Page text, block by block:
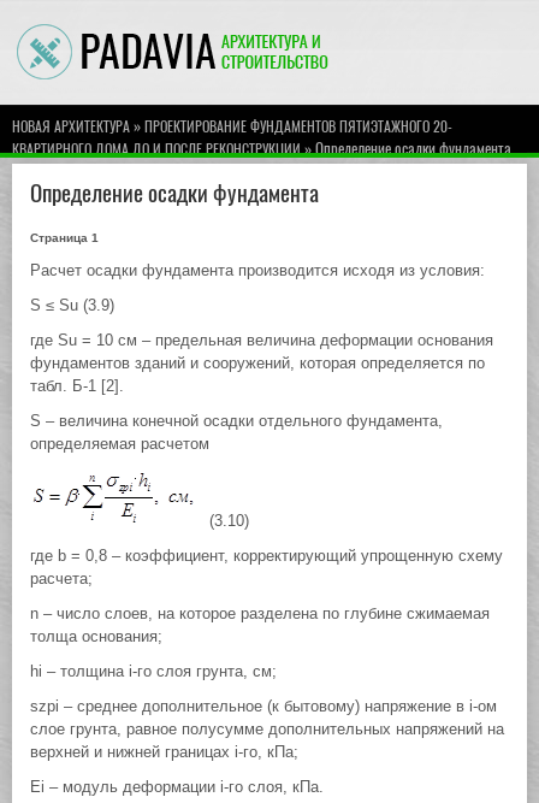
НОВАЯ АРХИТЕКТУРА»ПРОЕКТИРОВАНИЕ ФУНДАМЕНТОВ ПЯТИЭТАЖНОГО 20-
КВАРТИРНОГО ДОМА ДО И ПОСЛЕ РЕКОНСТРУКЦИИ» Определение осадки фундамента
Определение осадки фундамента
Страница 1
Расчет осадки фундамента производится исходя из условия:
S ≤ Su (3.9)
где Su = 10 см – предельная величина деформации основания
фундаментов зданий и сооружений, которая определяется по
табл. Б-1 [2].
S – величина конечной осадки отдельного фундамента,
определяемая расчетом
(3.10)
где b = 0,8 – коэффициент, корректирующий упрощенную схему
расчета;
n – число слоев, на которое разделена по глубине сжимаемая
толща основания;
hi – толщина i-го слоя грунта, см;
szpi – среднее дополнительное (к бытовому) напряжение в i-ом
слое грунта, равное полусумме дополнительных напряжений на
верхней и нижней границах i-го, кПа;
Ei – модуль деформации i-го слоя, кПа.